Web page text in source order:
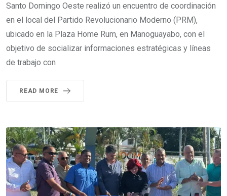
Santo Domingo Oeste realizó un encuentro de coordinación
en el local del Partido Revolucionario Moderno (PRM),
ubicado en la Plaza Home Rum, en Manoguayabo, con el
objetivo de socializar informaciones estratégicas y líneas
de trabajo con
READ MORE